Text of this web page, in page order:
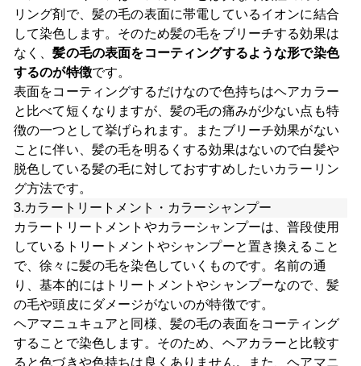
リング剤で、髪の毛の表面に帯電しているイオンに結合
して染色します。そのため髪の毛をブリーチする効果は
なく、髪の毛の表面をコーティングするような形で染色
するのが特徴です。
表面をコーティングするだけなので色持ちはヘアカラー
と比べて短くなりますが、髪の毛の痛みが少ない点も特
徴の一つとして挙げられます。またブリーチ効果がない
ことに伴い、髪の毛を明るくする効果はないので白髪や
脱色している髪の毛に対しておすすめしたいカラーリン
グ方法です。
3.カラートリートメント・カラーシャンプー
カラートリートメントやカラーシャンプーは、普段使用
しているトリートメントやシャンプーと置き換えること
で、徐々に髪の毛を染色していくものです。名前の通
り、基本的にはトリートメントやシャンプーなので、髪
の毛や頭皮にダメージがないのが特徴です。
ヘアマニュキュアと同様、髪の毛の表面をコーティング
することで染色します。そのため、ヘアカラーと比較す
ると色づきや色持ちは良くありません。また、ヘアマニ